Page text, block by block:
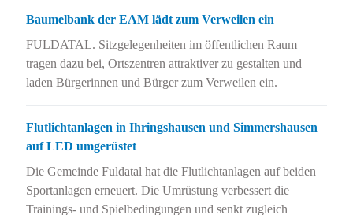
Baumelbank der EAM lädt zum Verweilen ein
FULDATAL. Sitzgelegenheiten im öffentlichen Raum
tragen dazu bei, Ortszentren attraktiver zu gestalten und
laden Bürgerinnen und Bürger zum Verweilen ein.
Flutlichtanlagen in Ihringshausen und Simmershausen
auf LED umgerüstet
Die Gemeinde Fuldatal hat die Flutlichtanlagen auf beiden
Sportanlagen erneuert. Die Umrüstung verbessert die
Trainings- und Spielbedingungen und senkt zugleich